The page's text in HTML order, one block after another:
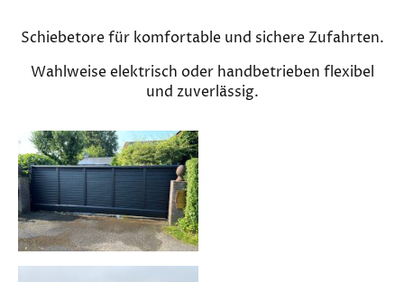
Schiebetore für komfortable und sichere Zufahrten.
Wahlweise elektrisch oder handbetrieben flexibel
und zuverlässig.